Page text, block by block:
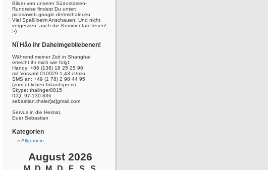
Bilder von unserer Südostasien-
Rundreise findest Du unter:
picasaweb.google.de/msthaler.eu
Viel Spaß beim Anschauen! Und nicht
vergessen: auch die Kommentare lesen!
:-)
Nĭ Hăo ihr Daheimgebliebenen!
Während meiner Zeit in Shanghai
erreicht ihr mich wie folgt:
Handy: +86 (138) 18 25 25 96
mit Vorwahl 010029 1,43 ct/min
SMS an: +49 (1 78) 2 98 44 95
(zum üblichen Inlandspreis)
Skype: thalinger0815
ICQ: 97-130-836
sebastian.thaler[at]gmail.com
Servus in die Heimat,
Euer Sebastian
Kategorien
Allgemein
August 2026